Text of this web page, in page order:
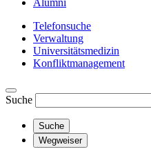
Alumni
Telefonsuche
Verwaltung
Universitätsmedizin
Konfliktmanagement
Suche
Suche
Wegweiser